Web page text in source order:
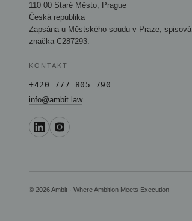
110 00 Staré Město, Prague
Česká republika
Zapsána u Městského soudu v Praze, spisová
značka C287293.
KONTAKT
+420 777 805 790
info@ambit.law
© 2026 Ambit · Where Ambition Meets Execution